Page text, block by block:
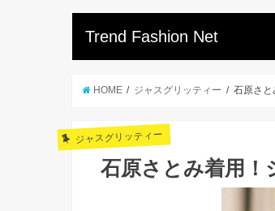
Trend Fashion Net
HOME ジャスグリッティー 石原さと
ジャスグリッティー
石原さとみ着用！